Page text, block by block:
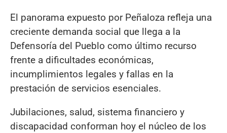
El panorama expuesto por Peñaloza refleja una
creciente demanda social que llega a la
Defensoría del Pueblo como último recurso
frente a dificultades económicas,
incumplimientos legales y fallas en la
prestación de servicios esenciales.
Jubilaciones, salud, sistema financiero y
discapacidad conforman hoy el núcleo de los